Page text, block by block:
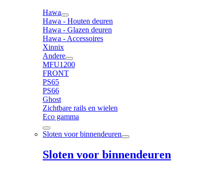
Hawa
Hawa - Houten deuren
Hawa - Glazen deuren
Hawa - Accessoires
Xinnix
Andere
MFU1200
FRONT
PS65
PS66
Ghost
Zichtbare rails en wielen
Eco gamma
Sloten voor binnendeuren
Sloten voor binnendeuren